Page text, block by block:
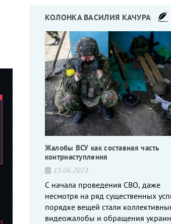
КОЛОНКА ВАСИЛИЯ КАЧУРА
Жалобы ВСУ как составная часть
контрнаступления
15.06.2023
С начала проведения СВО, даже
несмотря на ряд существенных
порядке вещей стали
видеожалобы и обращения